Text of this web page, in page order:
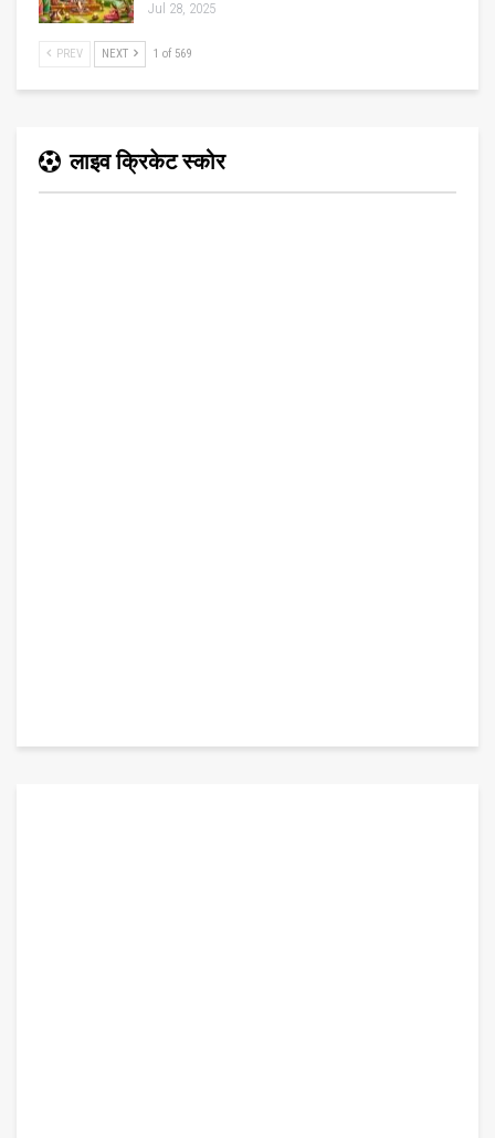
Jul 28, 2025
PREV NEXT 1 of 569
लाइव क्रिकेट स्कोर